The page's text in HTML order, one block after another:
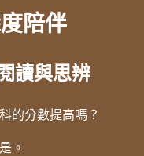
陪伴
讀與思辨
的分數提高嗎？
。